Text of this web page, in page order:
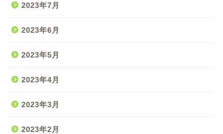
2023年7月
2023年6月
2023年5月
2023年4月
2023年3月
2023年2月